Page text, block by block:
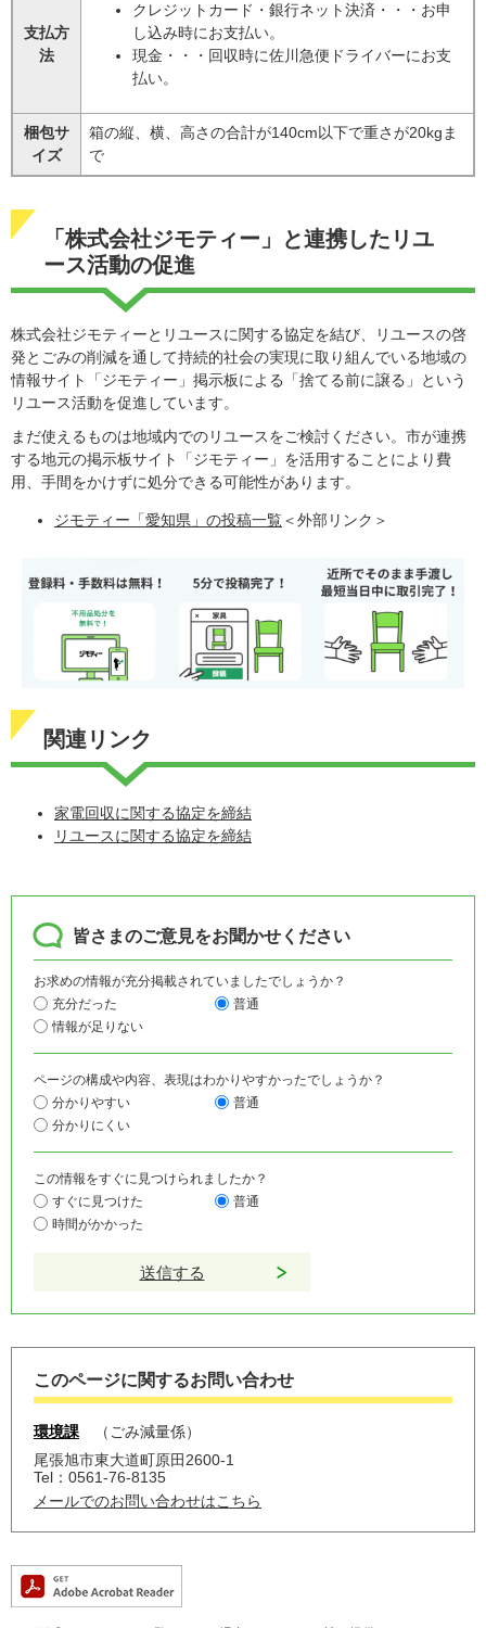
支払方
法
クレジットカード・銀行ネット決済・・・お申
し込み時にお支払い。
現金・・・回収時に佐川急便ドライバーにお支
払い。
梱包サ
イズ
箱の縦、横、高さの合計が140cm以下で重さが20kgま
で
「株式会社ジモティー」と連携したリユ
ース活動の促進
株式会社ジモティーとリユースに関する協定を結び、リユースの啓
発とごみの削減を通して持続的社会の実現に取り組んでいる地域の
情報サイト「ジモティー」掲示板による「捨てる前に譲る」という
リユース活動を促進しています。
まだ使えるものは地域内でのリユースをご検討ください。市が連携
する地元の掲示板サイト「ジモティー」を活用することにより費
用、手間をかけずに処分できる可能性があります。
ジモティー「愛知県」の投稿一覧＜外部リンク＞
関連リンク
家電回収に関する協定を締結
リユースに関する協定を締結
皆さまのご意見をお聞かせください
お求めの情報が充分掲載されていましたでしょうか？
充分だった
普通
情報が足りない
ページの構成や内容、表現はわかりやすかったでしょうか？
分かりやすい
普通
分かりにくい
この情報をすぐに見つけられましたか？
すぐに見つけた
普通
時間がかかった
このページに関するお問い合わせ
環境課
ごみ減量係
尾張旭市東大道町原田2600-1
Tel：0561-76-8135
メールでのお問い合わせはこちら